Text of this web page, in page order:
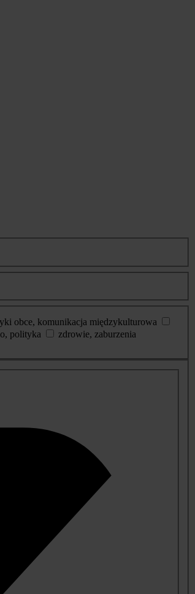
obce, komunikacja międzykulturowa
polityka
zdrowie, zaburzenia